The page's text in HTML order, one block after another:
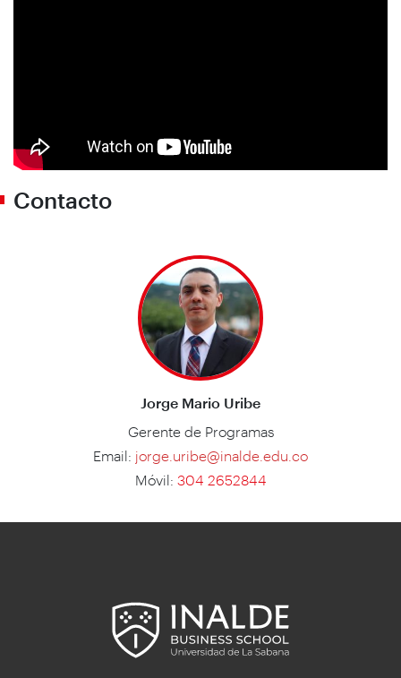
Contacto
Jorge Mario Uribe
Gerente de Programas
Email: jorge.uribe@inalde.edu.co
Móvil: 304 2652844